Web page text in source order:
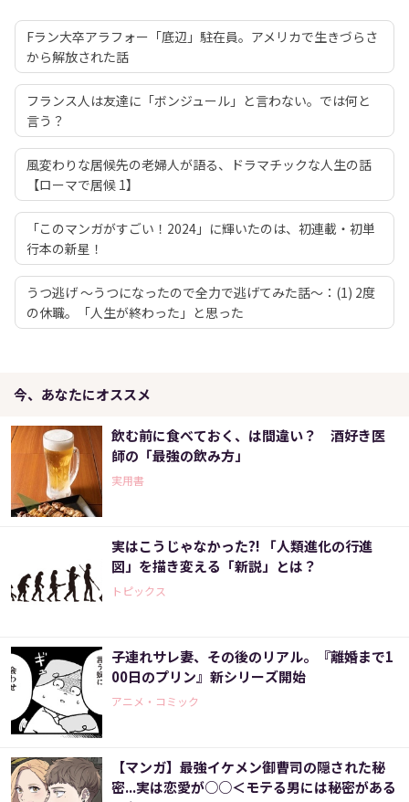
Fラン大卒アラフォー「底辺」駐在員。アメリカで生きづらさ
から解放された話
フランス人は友達に「ボンジュール」と言わない。では何と
言う？
風変わりな居候先の老婦人が語る、ドラマチックな人生の話
【ローマで居候 1】
「このマンガがすごい！2024」に輝いたのは、初連載・初単
行本の新星！
うつ逃げ ～うつになったので全力で逃げてみた話～：(1) 2度
の休職。「人生が終わった」と思った
今、あなたにオススメ
飲む前に食べておく、は間違い？ 酒好き医
師の「最強の飲み方」
実用書
実はこうじゃなかった?! 「人類進化の行進
図」を描き変える「新説」とは？
トピックス
子連れサレ妻、その後のリアル。『離婚まで1
00日のプリン』新シリーズ開始
アニメ・コミック
【マンガ】最強イケメン御曹司の隠された秘
密...実は恋愛が○○＜モテる男には秘密がある